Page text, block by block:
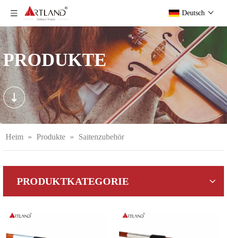
Deutsch
PRODUKTE
Heim » Produkte » Saitenzubehör
PRODUKTKATEGORIE